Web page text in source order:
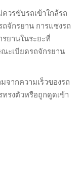
วรขับรถเข้าใกล้รถ
จักรยาน การแซงรถ
ยานในระยะที่
ะเบียดรถจักรยาน
จากความเร็วของรถ
ทรงตัวหรือถูกดูดเข้า